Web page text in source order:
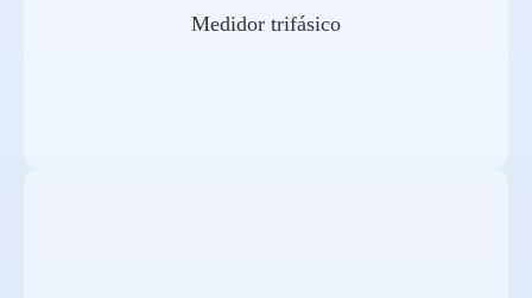
Medidor trifásico